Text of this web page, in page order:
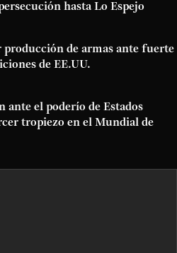
hasta Lo Espejo
producción de armas ante fuerte
de EE.UU.
ante el poderío de Estados
tropiezo en el Mundial de